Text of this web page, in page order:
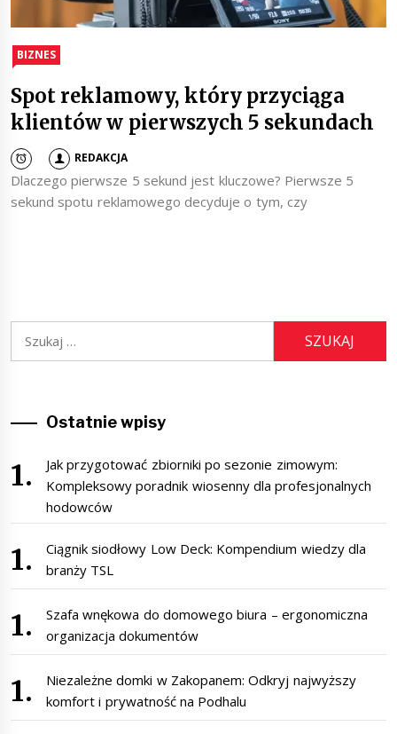
BIZNES
Spot reklamowy, który przyciąga
klientów w pierwszych 5 sekundach
REDAKCJA
Dlaczego pierwsze 5 sekund jest kluczowe? Pierwsze 5
sekund spotu reklamowego decyduje o tym, czy
Ostatnie wpisy
Jak przygotować zbiorniki po sezonie zimowym:
Kompleksowy poradnik wiosenny dla profesjonalnych
hodowców
Ciągnik siodłowy Low Deck: Kompendium wiedzy dla
branży TSL
Szafa wnękowa do domowego biura – ergonomiczna
organizacja dokumentów
Niezależne domki w Zakopanem: Odkryj najwyższy
komfort i prywatność na Podhalu